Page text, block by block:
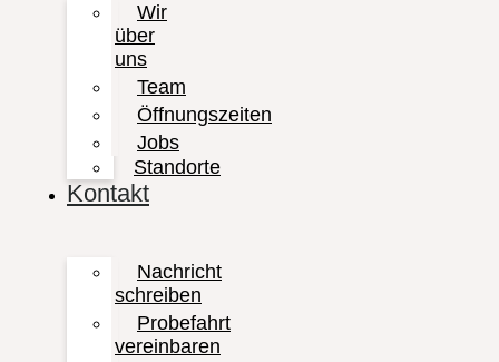
Wir
über
uns
Team
Öffnungszeiten
Jobs
Standorte
Kontakt
Nachricht
schreiben
Probefahrt
vereinbaren